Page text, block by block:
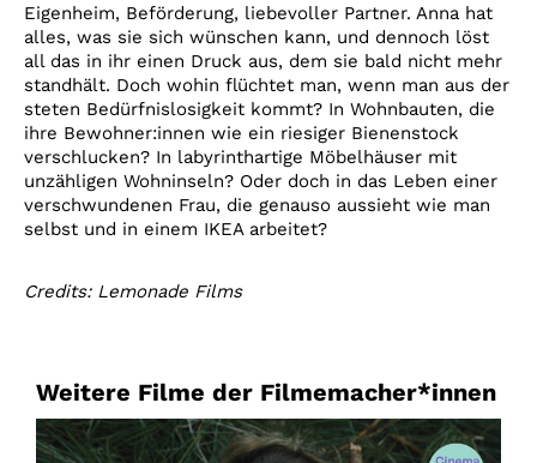
Eigenheim, Beförderung, liebevoller Partner. Anna hat
alles, was sie sich wünschen kann, und dennoch löst
all das in ihr einen Druck aus, dem sie bald nicht mehr
standhält. Doch wohin flüchtet man, wenn man aus der
steten Bedürfnislosigkeit kommt? In Wohnbauten, die
ihre Bewohner:innen wie ein riesiger Bienenstock
verschlucken? In labyrinthartige Möbelhäuser mit
unzähligen Wohninseln? Oder doch in das Leben einer
verschwundenen Frau, die genauso aussieht wie man
selbst und in einem IKEA arbeitet?
Credits: Lemonade Films
Weitere Filme der Filmemacher*innen